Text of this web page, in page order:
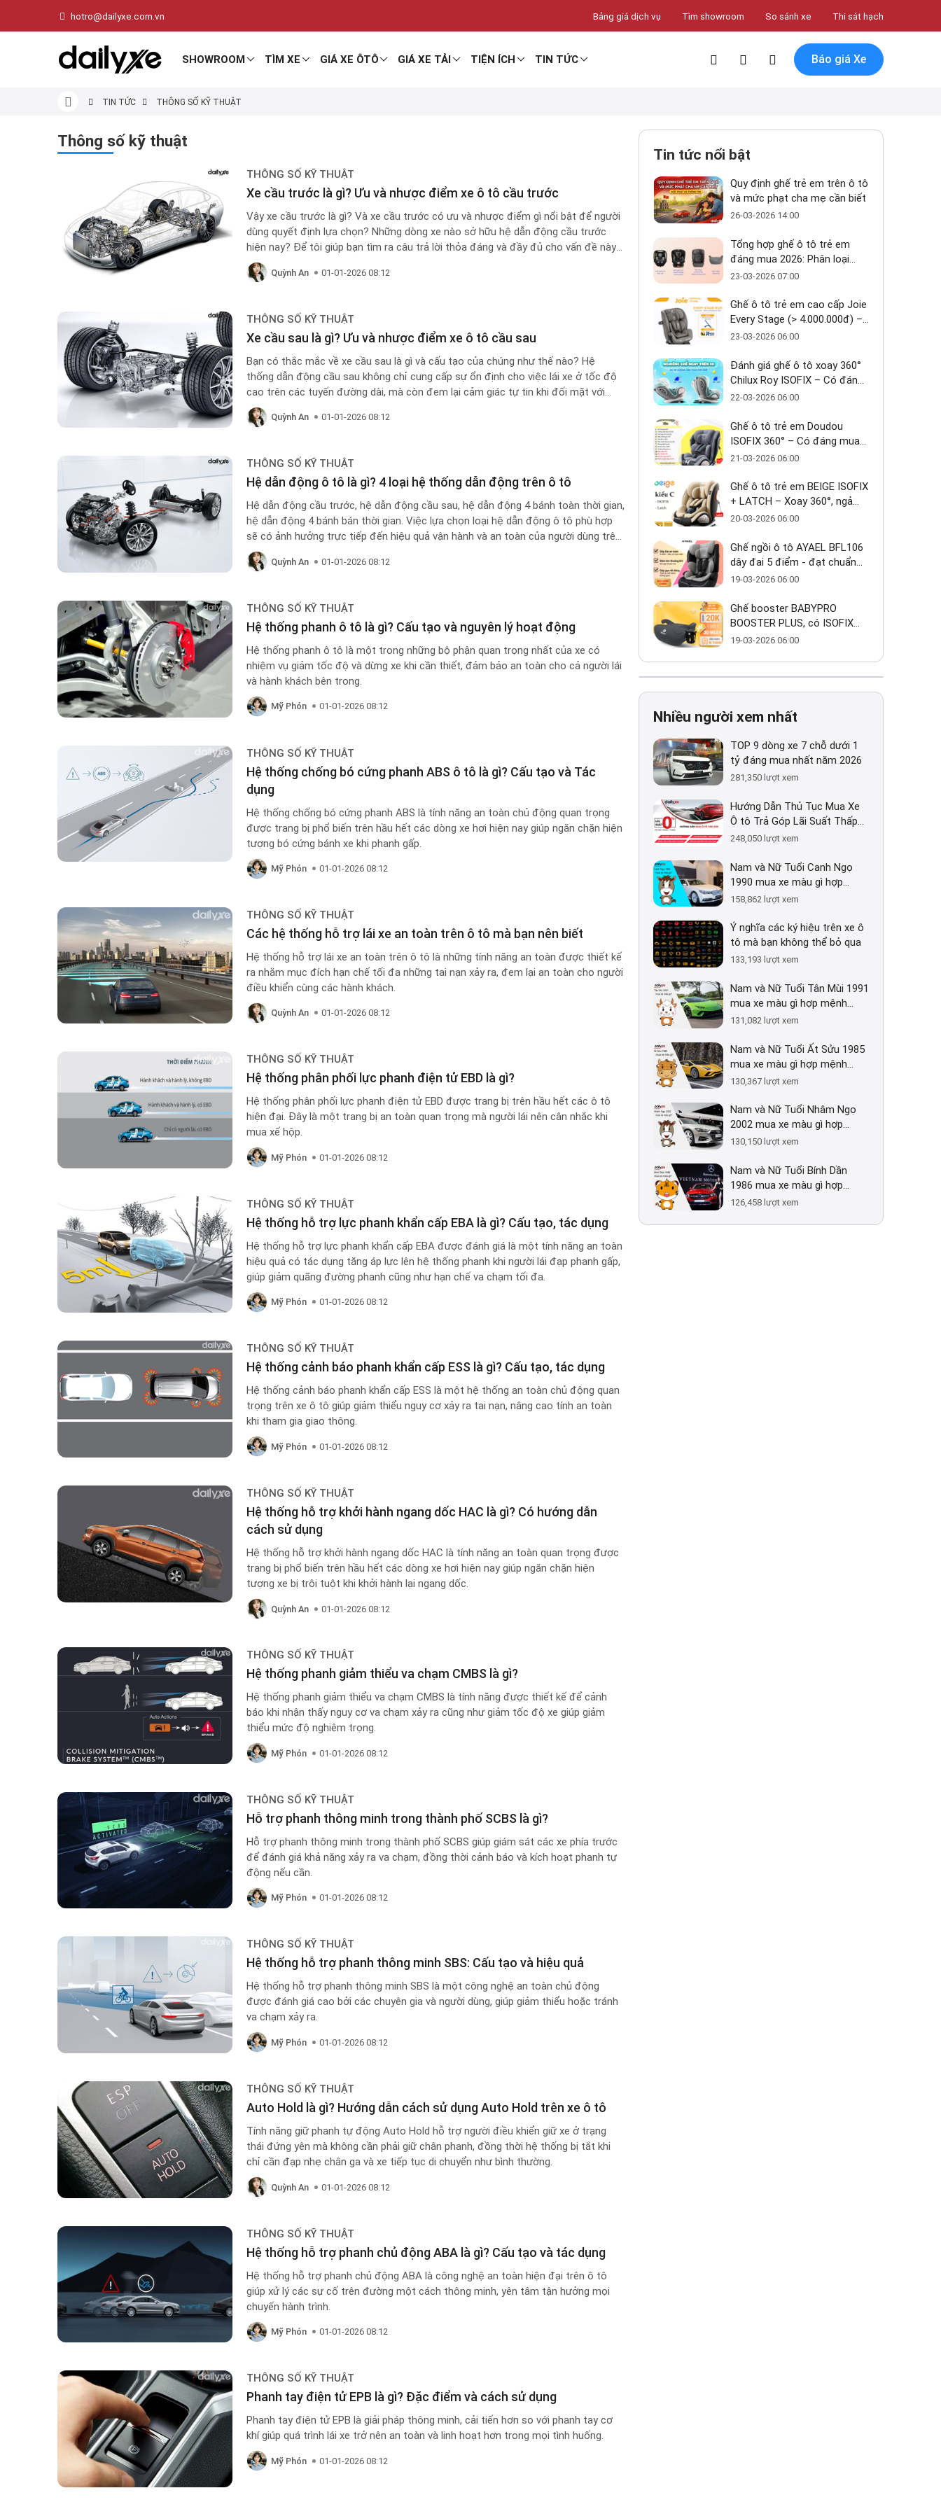
hotro@dailyxe.com.vn Bảng giá dịch vụ Tìm showroom So sánh xe Thi sát hạch
SHOWROOM TÌM XE GIÁ XE ÔTÔ GIÁ XE TẢI TIỆN ÍCH TIN TỨC Báo giá Xe
TIN TỨC THÔNG SỐ KỸ THUẬT
Thông số kỹ thuật
THÔNG SỐ KỸ THUẬT
Xe cầu trước là gì? Ưu và nhược điểm xe ô tô cầu trước
Vậy xe cầu trước là gì? Và xe cầu trước có ưu và nhược điểm gì nổi bật để người
dùng quyết định lựa chọn? Những dòng xe nào sở hữu hệ dẫn động cầu trước
hiện nay? Để tôi giúp bạn tìm ra câu trả lời thỏa đáng và đầy đủ cho vấn đề này
nhé!
Quỳnh An 01-01-2026 08:12
THÔNG SỐ KỸ THUẬT
Xe cầu sau là gì? Ưu và nhược điểm xe ô tô cầu sau
Bạn có thắc mắc về xe cầu sau là gì và cấu tạo của chúng như thế nào? Hệ
thống dẫn động cầu sau không chỉ cung cấp sự ổn định cho việc lái xe ở tốc độ
cao trên các tuyến đường dài, mà còn đem lại cảm giác tự tin khi đối mặt với
điều kiện đường trơn trượt. Cùng tôi tìm hiểu chi tiết ngay sau đây nhé!
Quỳnh An 01-01-2026 08:12
THÔNG SỐ KỸ THUẬT
Hệ dẫn động ô tô là gì? 4 loại hệ thống dẫn động trên ô tô
Hệ dẫn động cầu trước, hệ dẫn động cầu sau, hệ dẫn động 4 bánh toàn thời gian,
hệ dẫn động 4 bánh bán thời gian. Việc lựa chọn loại hệ dẫn động ô tô phù hợp
sẽ có ảnh hưởng trực tiếp đến hiệu quả vận hành và an toàn của người dùng trên
mọi tuyến đường.
Quỳnh An 01-01-2026 08:12
THÔNG SỐ KỸ THUẬT
Hệ thống phanh ô tô là gì? Cấu tạo và nguyên lý hoạt động
Hệ thống phanh ô tô là một trong những bộ phận quan trọng nhất của xe có
nhiệm vụ giảm tốc độ và dừng xe khi cần thiết, đảm bảo an toàn cho cả người lái
và hành khách bên trong.
Mỹ Phón 01-01-2026 08:12
THÔNG SỐ KỸ THUẬT
Hệ thống chống bó cứng phanh ABS ô tô là gì? Cấu tạo và Tác
dụng
Hệ thống chống bó cứng phanh ABS là tính năng an toàn chủ động quan trọng
được trang bị phổ biến trên hầu hết các dòng xe hơi hiện nay giúp ngăn chặn hiện
tượng bó cứng bánh xe khi phanh gấp.
Mỹ Phón 01-01-2026 08:12
THÔNG SỐ KỸ THUẬT
Các hệ thống hỗ trợ lái xe an toàn trên ô tô mà bạn nên biết
Hệ thống hỗ trợ lái xe an toàn trên ô tô là những tính năng an toàn được thiết kế
ra nhằm mục đích hạn chế tối đa những tai nạn xảy ra, đem lại an toàn cho người
điều khiển cùng các hành khách.
Quỳnh An 01-01-2026 08:12
THÔNG SỐ KỸ THUẬT
Hệ thống phân phối lực phanh điện tử EBD là gì?
Hệ thống phân phối lực phanh điện tử EBD được trang bị trên hầu hết các ô tô
hiện đại. Đây là một trang bị an toàn quan trọng mà người lái nên cân nhắc khi
mua xế hộp.
Mỹ Phón 01-01-2026 08:12
THÔNG SỐ KỸ THUẬT
Hệ thống hỗ trợ lực phanh khẩn cấp EBA là gì? Cấu tạo, tác dụng
Hệ thống hỗ trợ lực phanh khẩn cấp EBA được đánh giá là một tính năng an toàn
hiệu quả có tác dụng tăng áp lực lên hệ thống phanh khi người lái đạp phanh gấp,
giúp giảm quãng đường phanh cũng như hạn chế va chạm tối đa.
Mỹ Phón 01-01-2026 08:12
THÔNG SỐ KỸ THUẬT
Hệ thống cảnh báo phanh khẩn cấp ESS là gì? Cấu tạo, tác dụng
Hệ thống cảnh báo phanh khẩn cấp ESS là một hệ thống an toàn chủ động quan
trọng trên xe ô tô giúp giảm thiểu nguy cơ xảy ra tai nạn, nâng cao tính an toàn
khi tham gia giao thông.
Mỹ Phón 01-01-2026 08:12
THÔNG SỐ KỸ THUẬT
Hệ thống hỗ trợ khởi hành ngang dốc HAC là gì? Có hướng dẫn
cách sử dụng
Hệ thống hỗ trợ khởi hành ngang dốc HAC là tính năng an toàn quan trọng được
trang bị phổ biến trên hầu hết các dòng xe hơi hiện nay giúp ngăn chặn hiện
tượng xe bị trôi tuột khi khởi hành lại ngang dốc.
Quỳnh An 01-01-2026 08:12
THÔNG SỐ KỸ THUẬT
Hệ thống phanh giảm thiểu va chạm CMBS là gì?
Hệ thống phanh giảm thiểu va chạm CMBS là tính năng được thiết kế để cảnh
báo khi nhận thấy nguy cơ va chạm xảy ra cũng như giảm tốc độ xe giúp giảm
thiểu mức độ nghiêm trọng.
Mỹ Phón 01-01-2026 08:12
THÔNG SỐ KỸ THUẬT
Hỗ trợ phanh thông minh trong thành phố SCBS là gì?
Hỗ trợ phanh thông minh trong thành phố SCBS giúp giám sát các xe phía trước
để đánh giá khả năng xảy ra va chạm, đồng thời cảnh báo và kích hoạt phanh tự
động nếu cần.
Mỹ Phón 01-01-2026 08:12
THÔNG SỐ KỸ THUẬT
Hệ thống hỗ trợ phanh thông minh SBS: Cấu tạo và hiệu quả
Hệ thống hỗ trợ phanh thông minh SBS là một công nghệ an toàn chủ động
được đánh giá cao bởi các chuyên gia và người dùng, giúp giảm thiểu hoặc tránh
va chạm xảy ra.
Mỹ Phón 01-01-2026 08:12
THÔNG SỐ KỸ THUẬT
Auto Hold là gì? Hướng dẫn cách sử dụng Auto Hold trên xe ô tô
Tính năng giữ phanh tự động Auto Hold hỗ trợ người điều khiển giữ xe ở trạng
thái đứng yên mà không cần phải giữ chân phanh, đồng thời hệ thống bị tắt khi
chỉ cần đạp nhẹ chân ga và xe tiếp tục di chuyển như bình thường.
Quỳnh An 01-01-2026 08:12
THÔNG SỐ KỸ THUẬT
Hệ thống hỗ trợ phanh chủ động ABA là gì? Cấu tạo và tác dụng
Hệ thống hỗ trợ phanh chủ động ABA là công nghệ an toàn hiện đại trên ô tô
giúp xử lý các sự cố trên đường một cách thông minh, yên tâm tận hưởng mọi
chuyến hành trình.
Mỹ Phón 01-01-2026 08:12
THÔNG SỐ KỸ THUẬT
Phanh tay điện tử EPB là gì? Đặc điểm và cách sử dụng
Phanh tay điện tử EPB là giải pháp thông minh, cải tiến hơn so với phanh tay cơ
khí giúp quá trình lái xe trở nên an toàn và linh hoạt hơn trong mọi tình huống.
Mỹ Phón 01-01-2026 08:12
Tin tức nổi bật
Quy định ghế trẻ em trên ô tô
và mức phạt cha mẹ cần biết
26-03-2026 14:00
Tổng hợp ghế ô tô trẻ em
đáng mua 2026: Phân loại
theo tầm giá
23-03-2026 07:00
Ghế ô tô trẻ em cao cấp Joie
Every Stage (> 4.000.000đ) –
Ưu và nhược điểm - Có đáng
23-03-2026 06:00
Đánh giá ghế ô tô xoay 360°
Chilux Roy ISOFIX – Có đáng
mua trong tầm giá ~3 triệu
22-03-2026 06:00
Ghế ô tô trẻ em Doudou
ISOFIX 360° – Có đáng mua
trong tầm giá 2 triệu?
21-03-2026 06:00
Ghế ô tô trẻ em BEIGE ISOFIX
+ LATCH – Xoay 360°, ngả
170°, giải pháp an toàn linh
20-03-2026 06:00
Ghế ngồi ô tô AYAEL BFL106
dây đai 5 điểm - đạt chuẩn
ECE R129 cho bé từ 1–10 tuổi
19-03-2026 06:00
Ghế booster BABYPRO
BOOSTER PLUS, có ISOFIX
giá ~800k có thực sự đáng
19-03-2026 06:00
Nhiều người xem nhất
TOP 9 dòng xe 7 chỗ dưới 1
tỷ đáng mua nhất năm 2026
281,350 lượt xem
Hướng Dẫn Thủ Tục Mua Xe
Ô tô Trả Góp Lãi Suất Thấp
(2026)
248,050 lượt xem
Nam và Nữ Tuổi Canh Ngọ
1990 mua xe màu gì hợp
mệnh 2026?
158,862 lượt xem
Ý nghĩa các ký hiệu trên xe ô
tô mà bạn không thể bỏ qua
133,193 lượt xem
Nam và Nữ Tuổi Tân Mùi 1991
mua xe màu gì hợp mệnh
2026?
131,082 lượt xem
Nam và Nữ Tuổi Ất Sửu 1985
mua xe màu gì hợp mệnh
2026?
130,367 lượt xem
Nam và Nữ Tuổi Nhâm Ngọ
2002 mua xe màu gì hợp
mệnh 2026?
130,150 lượt xem
Nam và Nữ Tuổi Bính Dần
1986 mua xe màu gì hợp
mệnh 2026?
126,458 lượt xem